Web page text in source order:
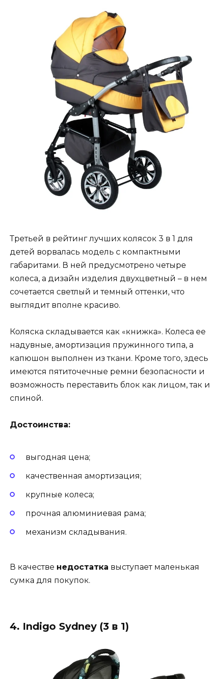
Третьей в рейтинг лучших колясок 3 в 1 для
детей ворвалась модель с компактными
габаритами. В ней предусмотрено четыре
колеса, а дизайн изделия двухцветный – в нем
сочетается светлый и темный оттенки, что
выглядит вполне красиво.
Коляска складывается как «книжка». Колеса ее
надувные, амортизация пружинного типа, а
капюшон выполнен из ткани. Кроме того, здесь
имеются пятиточечные ремни безопасности и
возможность переставить блок как лицом, так и
спиной.
Достоинства:
выгодная цена;
качественная амортизация;
крупные колеса;
прочная алюминиевая рама;
механизм складывания.
В качестве недостатка выступает маленькая
сумка для покупок.
4. Indigo Sydney (3 в 1)